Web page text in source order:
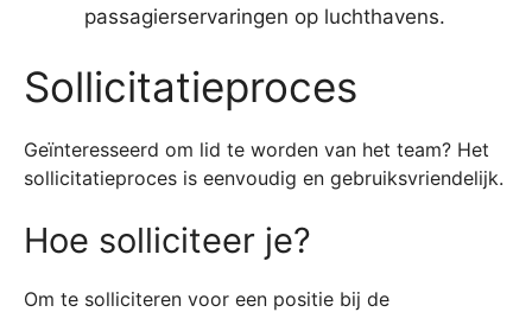
passagierservaringen op luchthavens.
Sollicitatieproces
Geïnteresseerd om lid te worden van het team? Het
sollicitatieproces is eenvoudig en gebruiksvriendelijk.
Hoe solliciteer je?
Om te solliciteren voor een positie bij de